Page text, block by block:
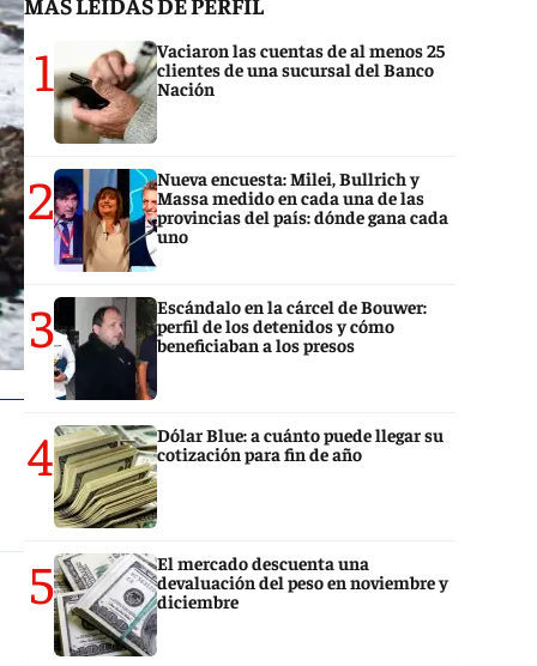
1
Vaciaron las cuentas de al menos 25
clientes de una sucursal del Banco
Nación
2
Nueva encuesta: Milei, Bullrich y
Massa medido en cada una de las
provincias del país: dónde gana cada
uno
3
Escándalo en la cárcel de Bouwer:
perfil de los detenidos y cómo
beneficiaban a los presos
4
Dólar Blue: a cuánto puede llegar su
cotización para fin de año
5
El mercado descuenta una
devaluación del peso en noviembre y
diciembre